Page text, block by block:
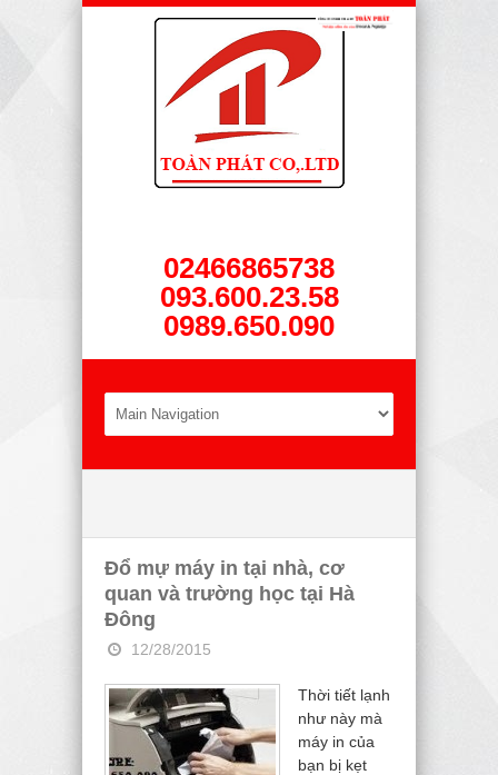
02466865738
093.600.23.58
0989.650.090
Đổ mự máy in tại nhà, cơ
quan và trường học tại Hà
Đông
12/28/2015
Thời tiết lạnh
như này mà
máy in của
bạn bị kẹt